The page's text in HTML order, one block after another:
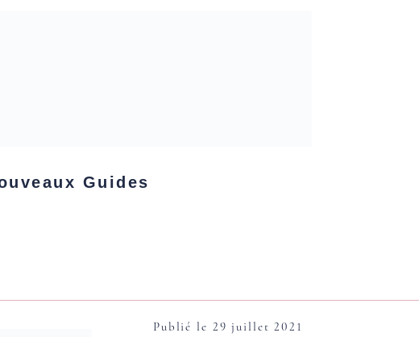
Guides
Publié le 29 juillet 2021